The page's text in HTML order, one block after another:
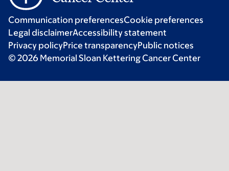
Communication preferencesCookie preferences
Legal disclaimerAccessibility statement
Privacy policyPrice transparencyPublic notices
© 2026 Memorial Sloan Kettering Cancer Center